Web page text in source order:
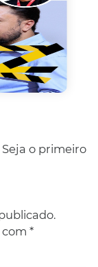
o primeiro
*